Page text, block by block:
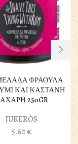
ΦΡΑΟΥΛΑ
ΚΑΙ ΚΑΣΤΑΝΗ
250GR
JUKEROS
5.60€